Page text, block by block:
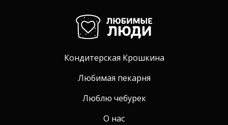
Кондитерская Крошкина
Любимая пекарня
Люблю чебурек
О нас